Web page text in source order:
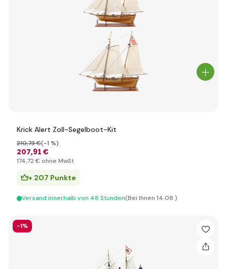
Krick Alert Zoll-Segelboot-Kit
207,91 €
210,73 €(-1 %)
174,72 € ohne MwSt
+ 207 Punkte
Versand innerhalb von 48 Stunden(Bei Ihnen 14.08.)
-1%